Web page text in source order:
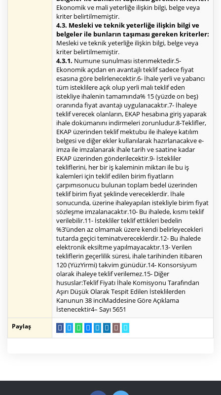
Ekonomik ve mali yeterliğe ilişkin bilgi, belge veya
kriter belirtilmemiştir.
4.3. Mesleki ve teknik yeterliğe ilişkin bilgi ve
belgeler ile bunların taşıması gereken kriterler:
Mesleki ve teknik yeterliğe ilişkin bilgi, belge veya
kriter belirtilmemiştir.
4.3.1. Numune sunulması istenmektedir.5-
Ekonomik açıdan en avantajlı teklif sadece fiyat
esasına göre belirlenecektir.6- İhale yerli ve yabancı
tüm isteklilere açık olup yerli malı teklif eden
istekliye ihalenin tamamında% 15 (yüzde on beş)
oranında fiyat avantajı uygulanacaktır.7- İhaleye
teklif verecek olanların, EKAP hesabına giriş yaparak
ihale dokümanını indirmeleri zorunludur.8-Teklifler,
EKAP üzerinden teklif mektubu ile ihaleye katılım
belgesi ve diğer ekler kullanılarak hazırlanacakve e-
imza ile imzalanarak ihale tarih ve saatine kadar
EKAP üzerinden gönderilecektir.9- İstekliler
tekliflerini, her bir iş kaleminin miktarı ile bu iş
kalemleri için teklif edilen birim fiyatların
çarpımısonucu bulunan toplam bedel üzerinden
teklif birim fiyat şeklinde vereceklerdir. İhale
sonucunda, üzerine ihaleyapılan istekliyle birim fiyat
sözleşme imzalanacaktır.10- Bu ihalede, kısmı teklif
verilebilir.11- İstekliler teklif ettikleri bedelin
%3’ünden az olmamak üzere kendi belirleyecekleri
tutarda geçici teminatvereceklerdir.12- Bu ihalede
elektronik eksiltme yapılmayacaktır.13- Verilen
tekliflerin geçerlilik süresi, ihale tarihinden itibaren
120 (YüzYirmi) takvim günüdür.14- Konsorsiyum
olarak ihaleye teklif verilemez.15- Diğer
hususlar:Teklif Fiyatı İhale Komisyonu Tarafından
Aşırı Düşük Olarak Tespit Edilen İsteklilerden
Kanunun 38 inciMaddesine Göre Açıklama
İstenecektir4– Sayı 5651
Paylaş